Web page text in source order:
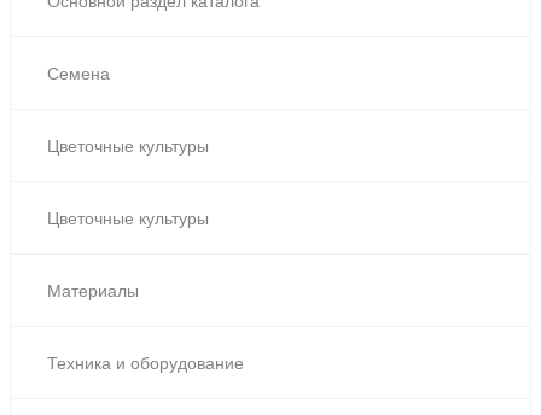
Семена
Цветочные культуры
Цветочные культуры
Материалы
Техника и оборудование